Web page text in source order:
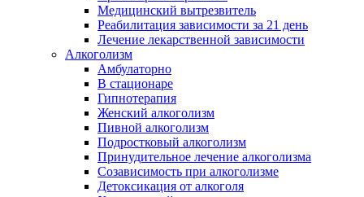
Медицинский вытрезвитель
Реабилитация зависимости за 21 день
Лечение лекарственной зависимости
Алкоголизм
Амбулаторно
В стационаре
Гипнотерапия
Женский алкоголизм
Пивной алкоголизм
Подростковый алкоголизм
Принудительное лечение алкоголизма
Созависимость при алкоголизме
Детоксикация от алкоголя